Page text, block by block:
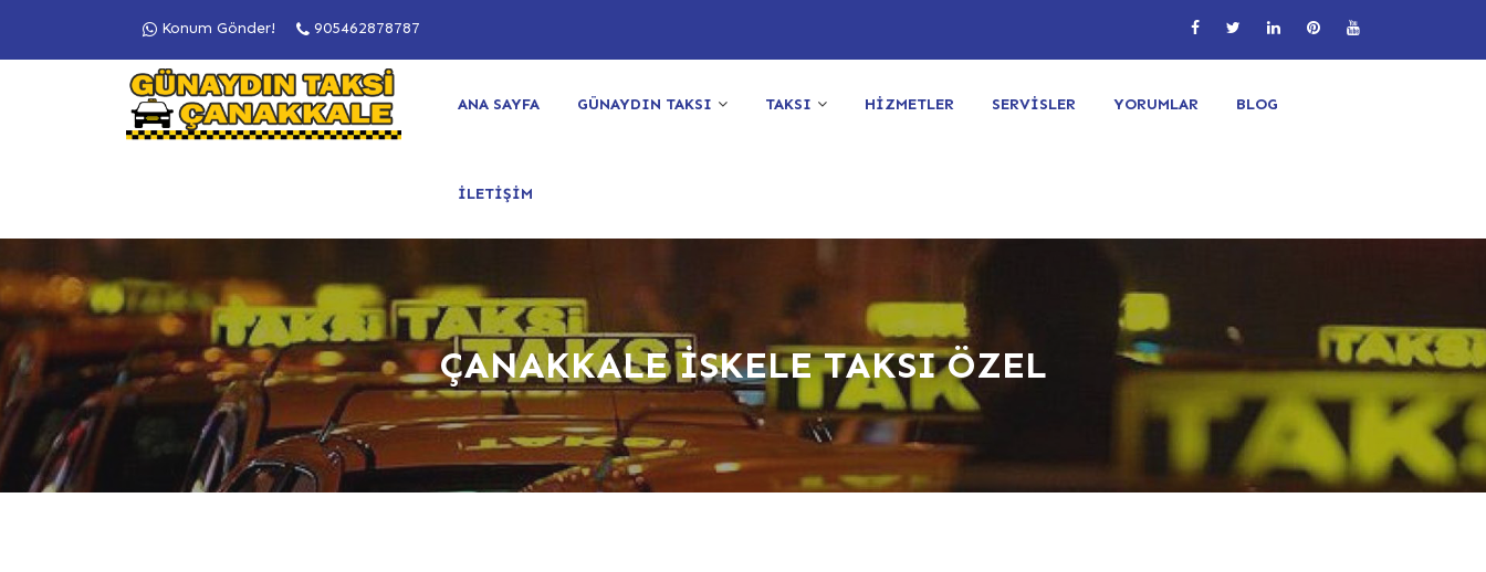
Konum Gönder! 905462878787
ANA SAYFA GÜNAYDIN TAKSI TAKSI HİZMETLER SERVİSLER YORUMLAR BLOG
İLETİŞİM
ÇANAKKALE İSKELE TAKSI ÖZEL